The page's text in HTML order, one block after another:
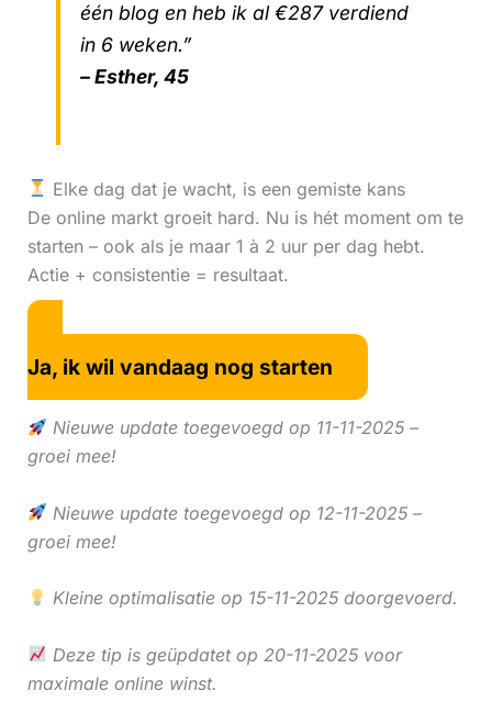
één blog en heb ik al €287 verdiend
in 6 weken.”
– Esther, 45
Elke dag dat je wacht, is een gemiste kans
De online markt groeit hard. Nu is hét moment om te
starten – ook als je maar 1 à 2 uur per dag hebt.
Actie + consistentie = resultaat.
Ja, ik wil vandaag nog starten
Nieuwe update toegevoegd op 11-11-2025 –
groei mee!
Nieuwe update toegevoegd op 12-11-2025 –
groei mee!
Kleine optimalisatie op 15-11-2025 doorgevoerd.
Deze tip is geüpdatet op 20-11-2025 voor
maximale online winst.